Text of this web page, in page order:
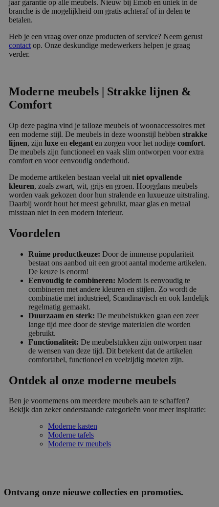
jaar garantie op alle meubels. Nieuw bij Emob en uniek in de
branche is de mogelijkheid om gratis achteraf of in delen te
betalen.
Heb je een vraag over onze producten of service? Neem gerust
contact op. Onze deskundige medewerkers helpen je graag
verder.
Moderne meubels | Strakke lijnen &
Comfort
Op deze pagina vind je talloze meubels of woonaccessoires met
een moderne stijl. De meubels in deze woonstijl hebben strakke
lijnen, zijn luxe en elegant en zorgen voor het nodige comfort.
De meubels zijn functioneel en vaak slim ontworpen voor extra
comfort en voor eenvoudig onderhoud.
De moderne artikelen bestaan veelal uit niet opvallende
kleuren, zoals zwart, wit, grijs en groen. Hoogglans meubels
worden vaak gekozen door hun stralende en luxueuze uitstraling.
Daarbij wordt hout het meest gebruikt, maar glas en metaal
misstaan niet in een modern interieur.
Voordelen
Ruime productkeuze: Door de immense populariteit
bestaat ons aanbod uit een groot aantal moderne artikelen.
De keuze is enorm!
Eenvoudig te combineren: Modern is eenvoudig te
combineren met andere kleuren en stijlen. Zo wordt de
combinatie met industrieel, Scandinavisch en ook landelijk
regelmatig gemaakt.
Duurzaam en sterk: De meubelstukken gaan een zeer
lange tijd mee door de stevige materialen die worden
gebruikt.
Functionaliteit: De meubelstukken zijn ontworpen naar
de wensen van deze tijd. Dit betekent dat de artikelen
comfortabel, functioneel en veelzijdig moeten zijn.
Ontdek al onze moderne meubels
Ben je voornemens om meerdere meubels aan te schaffen?
Bekijk dan zeker onderstaande categorieën voor meer inspiratie:
Moderne kasten
Moderne tafels
Moderne tv meubels
Ontvang onze nieuwe collecties en promoties.